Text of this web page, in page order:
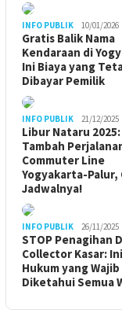
INFO PUBLIK 10/01/2026
Gratis Balik Nama
Kendaraan di
Ini Biaya yang
Dibayar Pemilik
INFO PUBLIK 21/12/2025
Libur Nataru 2025:
Tambah
Commuter Line
Yogyakarta-Palur,
Jadwalnya!
INFO PUBLIK 26/11/2025
STOP Penagihan
Collector Kasar:
Hukum yang Wajib
Diketahui Semua